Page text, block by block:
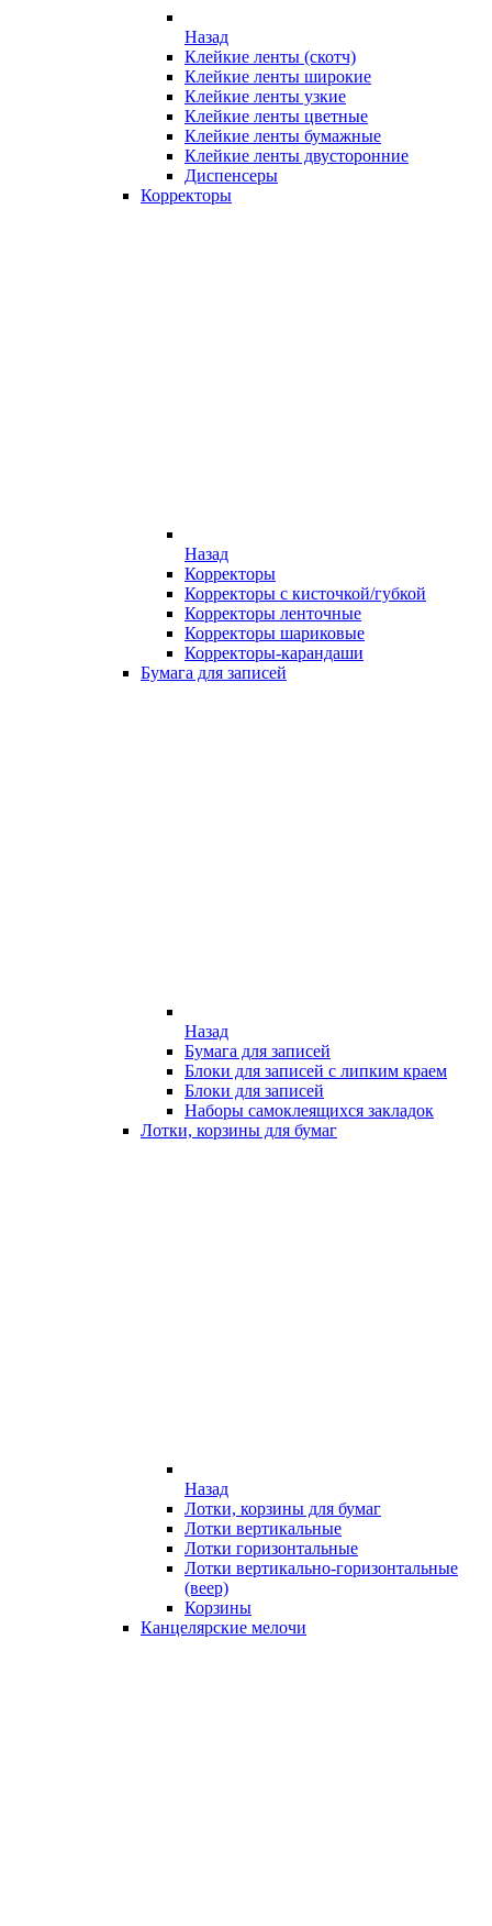
Назад
Клейкие ленты (скотч)
Клейкие ленты широкие
Клейкие ленты узкие
Клейкие ленты цветные
Клейкие ленты бумажные
Клейкие ленты двусторонние
Диспенсеры
Корректоры
Назад
Корректоры
Корректоры с кисточкой/губкой
Корректоры ленточные
Корректоры шариковые
Корректоры-карандаши
Бумага для записей
Назад
Бумага для записей
Блоки для записей с липким краем
Блоки для записей
Наборы самоклеящихся закладок
Лотки, корзины для бумаг
Назад
Лотки, корзины для бумаг
Лотки вертикальные
Лотки горизонтальные
Лотки вертикально-горизонтальные
(веер)
Корзины
Канцелярские мелочи